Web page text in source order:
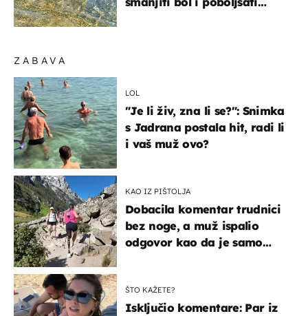
ZABAVA
LOL
"Je li živ, zna li se?": Snimka
s Jadrana postala hit, radi li
i vaš muž ovo?
KAO IZ PIŠTOLJA
Dobacila komentar trudnici
bez noge, a muž ispalio
odgovor kao da je samo
ŠTO KAŽETE?
Isključio komentare: Par iz